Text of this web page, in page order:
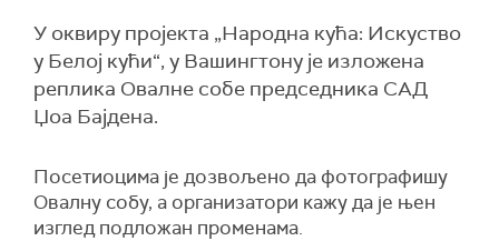
У оквиру пројекта „Народна кућа: Искуство
у Белој кући“, у Вашингтону је изложена
реплика Овалне собе председника САД
Џоа Бајдена.
Посетиоцима је дозвољено да фотографишу
Овалну собу, а организатори кажу да је њен
изглед подложан променама.